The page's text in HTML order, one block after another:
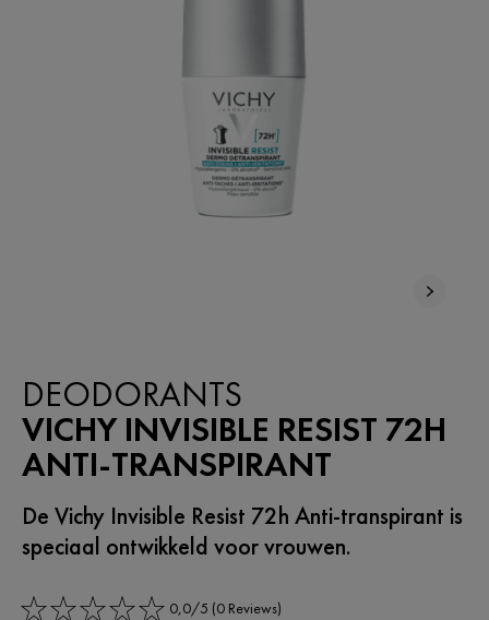
DEODORANTS
VICHY INVISIBLE RESIST 72H
ANTI-TRANSPIRANT
De Vichy Invisible Resist 72h Anti-transpirant is
speciaal ontwikkeld voor vrouwen.
0,0/5 (0 Reviews)